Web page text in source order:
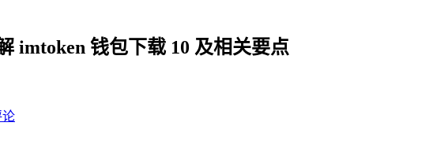
imtoken 钱包下载 10 及相关要点
论